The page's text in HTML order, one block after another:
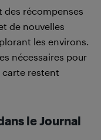
des récompenses
de nouvelles
les environs.
nécessaires pour
carte restent
le Journal